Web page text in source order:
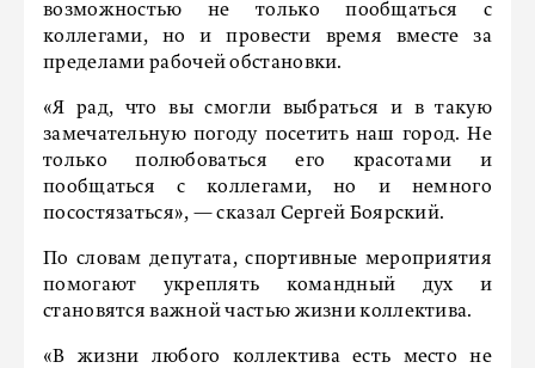
возможностью не только пообщаться с
коллегами, но и провести время вместе за
пределами рабочей обстановки.
«Я рад, что вы смогли выбраться и в такую
замечательную погоду посетить наш город. Не
только полюбоваться его красотами и
пообщаться с коллегами, но и немного
посостязаться», — сказал Сергей Боярский.
По словам депутата, спортивные мероприятия
помогают укреплять командный дух и
становятся важной частью жизни коллектива.
«В жизни любого коллектива есть место не